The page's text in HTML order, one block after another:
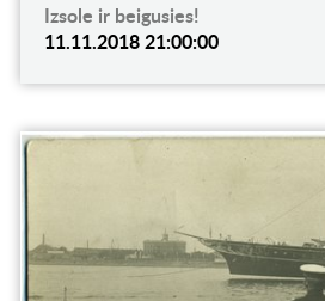
Izsole ir beigusies!
11.11.2018 21:00:00